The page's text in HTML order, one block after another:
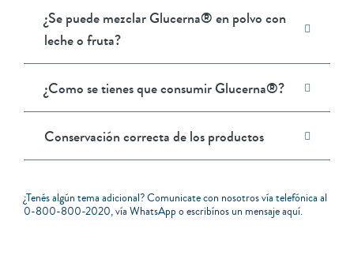
¿Se puede mezclar Glucerna® en polvo con
leche o fruta?
¿Como se tienes que consumir Glucerna®?
Conservación correcta de los productos
¿Tenés algún tema adicional? Comunicate con nosotros vía telefónica al
0-800-800-2020, vía WhatsApp o escribínos un mensajeaquí.